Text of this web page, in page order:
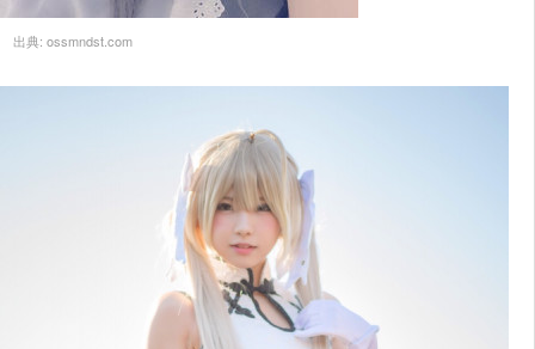
出典: ossmndst.com